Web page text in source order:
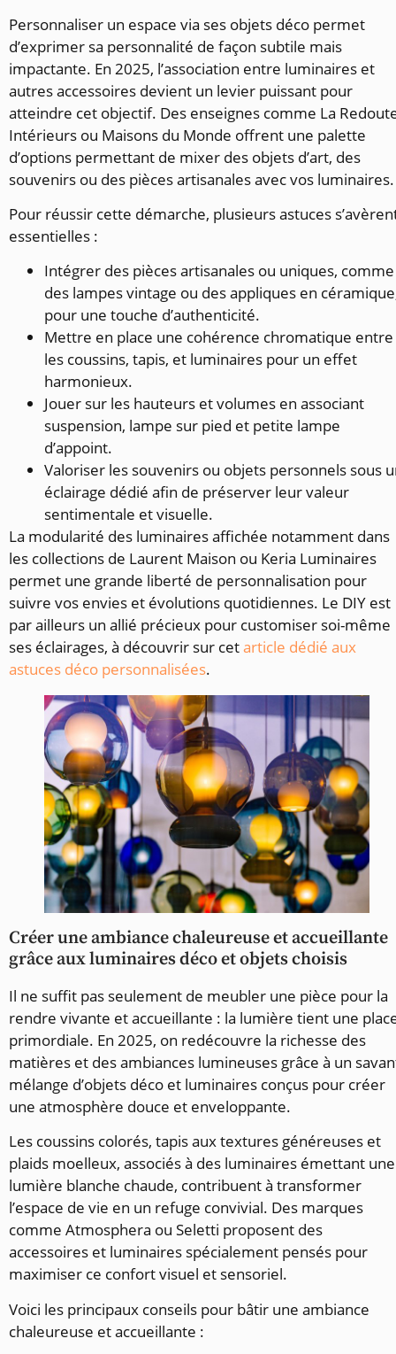
Personnaliser un espace via ses objets déco permet
d’exprimer sa personnalité de façon subtile mais
impactante. En 2025, l’association entre luminaires et
autres accessoires devient un levier puissant pour
atteindre cet objectif. Des enseignes comme La
Intérieurs ou Maisons du Monde offrent une palette
d’options permettant de mixer des objets d’art, des
souvenirs ou des pièces artisanales avec vos luminaires.
Pour réussir cette démarche, plusieurs astuces
essentielles :
Intégrer des pièces artisanales ou uniques, comme
des lampes vintage ou des appliques en
pour une touche d’authenticité.
Mettre en place une cohérence chromatique entre
les coussins, tapis, et luminaires pour un effet
harmonieux.
Jouer sur les hauteurs et volumes en associant
suspension, lampe sur pied et petite lampe
d’appoint.
Valoriser les souvenirs ou objets personnels sous
éclairage dédié afin de préserver leur valeur
sentimentale et visuelle.
La modularité des luminaires affichée notamment dans
les collections de Laurent Maison ou Keria Luminaires
permet une grande liberté de personnalisation pour
suivre vos envies et évolutions quotidiennes. Le DIY est
par ailleurs un allié précieux pour customiser soi-même
ses éclairages, à découvrir sur cetarticle dédié aux
astuces déco personnalisées.
Créer une ambiance chaleureuse et accueillante
grâce aux luminaires déco et objets choisis
Il ne suffit pas seulement de meubler une pièce pour la
rendre vivante et accueillante : la lumière tient une
primordiale. En 2025, on redécouvre la richesse des
matières et des ambiances lumineuses grâce à un
mélange d’objets déco et luminaires conçus pour créer
une atmosphère douce et enveloppante.
Les coussins colorés, tapis aux textures généreuses et
plaids moelleux, associés à des luminaires émettant une
lumière blanche chaude, contribuent à transformer
l’espace de vie en un refuge convivial. Des marques
comme Atmosphera ou Seletti proposent des
accessoires et luminaires spécialement pensés pour
maximiser ce confort visuel et sensoriel.
Voici les principaux conseils pour bâtir une ambiance
chaleureuse et accueillante :